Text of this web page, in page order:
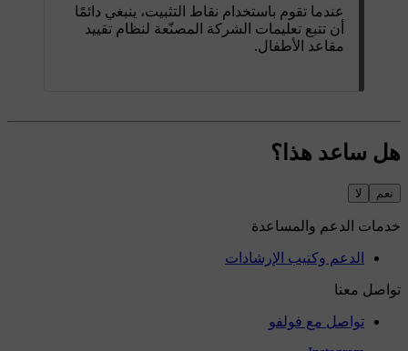
عندما تقوم باستخدام نقاط التثبيت، ينبغي دائمًا
أن تتبع تعليمات الشركة المصنّعة لنظام تقييد
مقاعد الأطفال.
هل ساعد هذا؟
نعم لا